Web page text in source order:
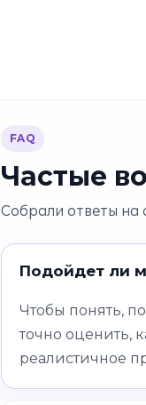
FAQ
Частые
Собрали ответы на
Подойдет ли
Чтобы понять,
точно оценить,
реалистичное